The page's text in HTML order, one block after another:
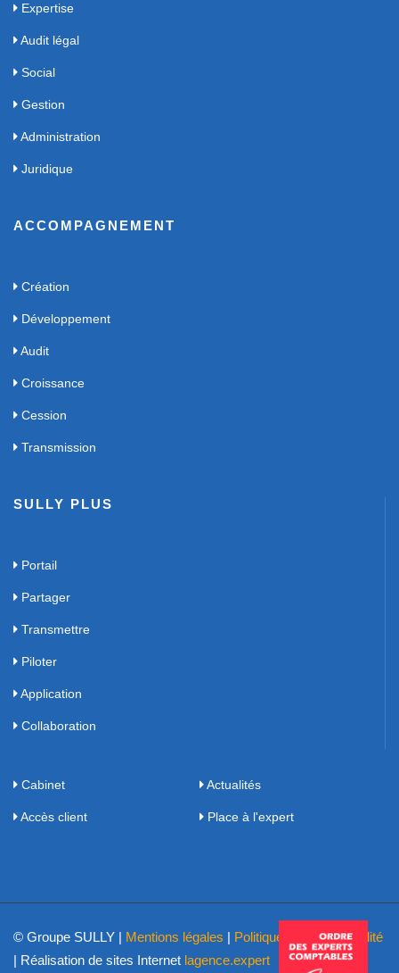
Expertise
Audit légal
Social
Gestion
Administration
Juridique
ACCOMPAGNEMENT
Création
Développement
Audit
Croissance
Cession
Transmission
SULLY PLUS
Portail
Partager
Transmettre
Piloter
Application
Collaboration
Cabinet Actualités
Accès client Place à l'expert
© Groupe SULLY | Mentions légales | Politique de confidentialité
| Réalisation de sites Internet lagence.expert